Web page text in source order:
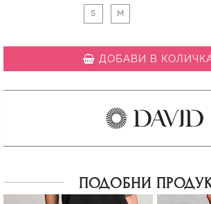
S M
ДОБАВИ В
ПОДОБНИ